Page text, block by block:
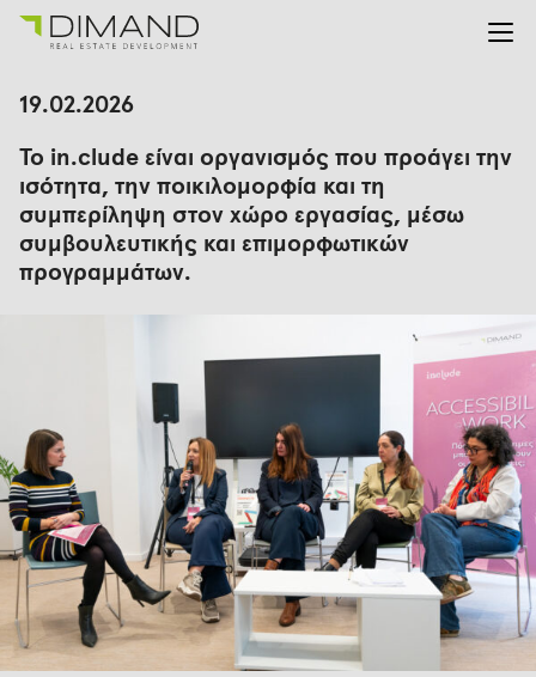
Για εμάς
Επενδυτικές Σχέσεις
Νέα
En Gr
19.02.2026
Το in.clude είναι οργανισμός που προάγει την
ισότητα, την ποικιλομορφία και τη
συμπερίληψη στον χώρο εργασίας, μέσω
συμβουλευτικής και επιμορφωτικών
προγραμμάτων.